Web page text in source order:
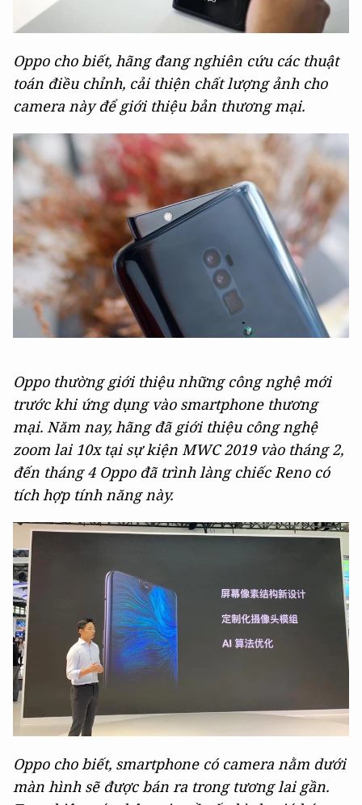
Oppo cho biết, hãng đang nghiên cứu các thuật
toán điều chỉnh, cải thiện chất lượng ảnh cho
camera này để giới thiệu bản thương mại.
Oppo thường giới thiệu những công nghệ mới
trước khi ứng dụng vào smartphone thương
mại. Năm nay, hãng đã giới thiệu công nghệ
zoom lai 10x tại sự kiện MWC 2019 vào tháng 2,
đến tháng 4 Oppo đã trình làng chiếc Reno có
tích hợp tính năng này.
Oppo cho biết, smartphone có camera nằm dưới
màn hình sẽ được bán ra trong tương lai gần.